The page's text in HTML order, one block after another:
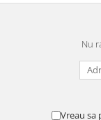
Nu
Vreau sa